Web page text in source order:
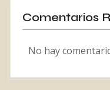
Comentarios
No hay